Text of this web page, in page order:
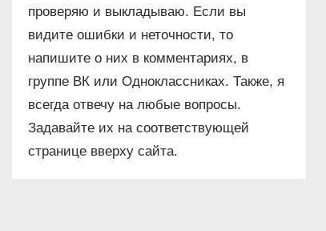
проверяю и выкладываю. Если вы
видите ошибки и неточности, то
напишите о них в комментариях, в
группе ВК или Одноклассниках. Также, я
всегда отвечу на любые вопросы.
Задавайте их на соответствующей
странице вверху сайта.